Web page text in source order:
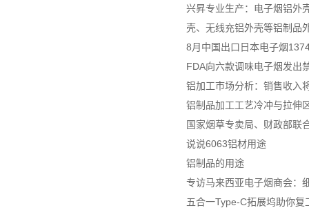
兴昇专业生产：电子烟铝外
壳、无线充铝外壳等铝制品
8月中国出口日本电子烟
FDA向六款调味电子烟发出
铝加工市场分析：销售收入
铝制品加工工艺冷冲与拉伸
国家烟草专卖局、财政部联
说说6063铝材用途
铝制品的用途
专访马来西亚电子烟商会：
五合一Type-C拓展坞助你